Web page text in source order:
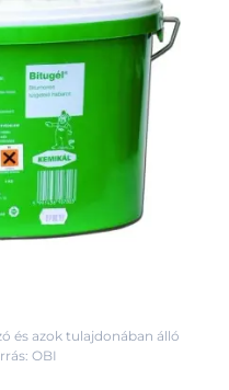
és azok tulajdonában álló
OBI